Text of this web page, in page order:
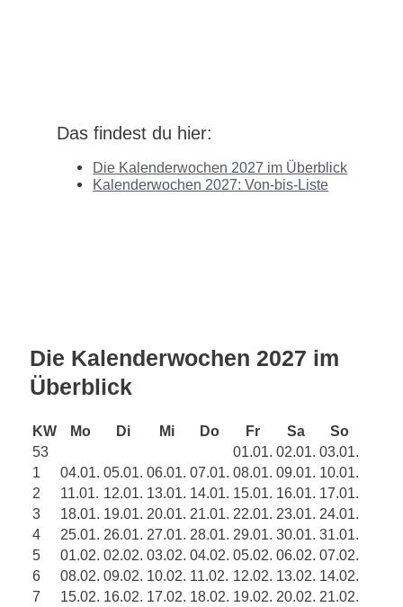
Das findest du hier:
Die Kalenderwochen 2027 im Überblick
Kalenderwochen 2027: Von-bis-Liste
Die Kalenderwochen 2027 im
Überblick
KW Mo Di Mi Do Fr Sa
So
53
01.01. 02.01.
03.01.
1
04.01. 05.01. 06.01. 07.01. 08.01. 09.01.
10.01.
2
11.01. 12.01. 13.01. 14.01. 15.01. 16.01.
17.01.
3
18.01. 19.01. 20.01. 21.01. 22.01. 23.01.
24.01.
4
25.01. 26.01. 27.01. 28.01. 29.01. 30.01.
31.01.
5
01.02. 02.02. 03.02. 04.02. 05.02. 06.02. 07.02.
6
08.02. 09.02. 10.02. 11.02. 12.02. 13.02. 14.02.
7
15.02. 16.02. 17.02. 18.02. 19.02. 20.02. 21.02.